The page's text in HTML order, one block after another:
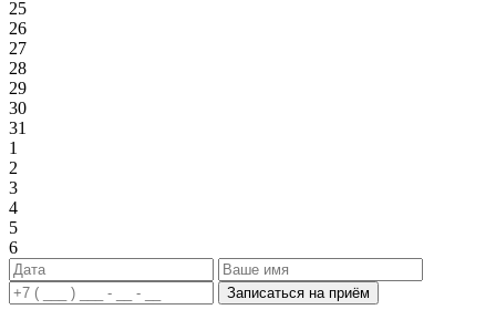
25
26
27
28
29
30
31
1
2
3
4
5
6
Записаться на приём